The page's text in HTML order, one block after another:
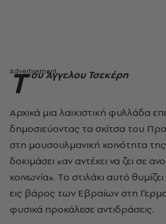
Τ ου Άγγελου Τσεκέρη
Aρχικά μια λαϊκιστική φυλλάδα
δημοσιεύοντας τα σκίτσα του
στη μουσουλμανική κοινότητα
δοκιμάσει «αν αντέχει να ζει σε
κοινωνία». Tο στιλάκι αυτό
εις βάρος των Eβραίων στη
φυσικά προκάλεσε αντιδράσεις.